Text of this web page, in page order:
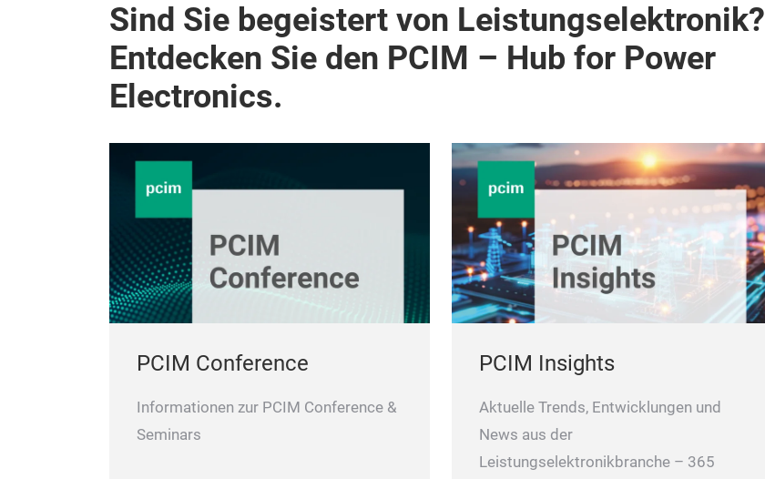
Sind Sie begeistert von Leistungselektronik?
Entdecken Sie den PCIM – Hub for Power
Electronics.
PCIM Conference
Informationen zur PCIM Conference &
Seminars
PCIM Insights
Aktuelle Trends, Entwicklungen und
News aus der
Leistungselektronikbranche – 365